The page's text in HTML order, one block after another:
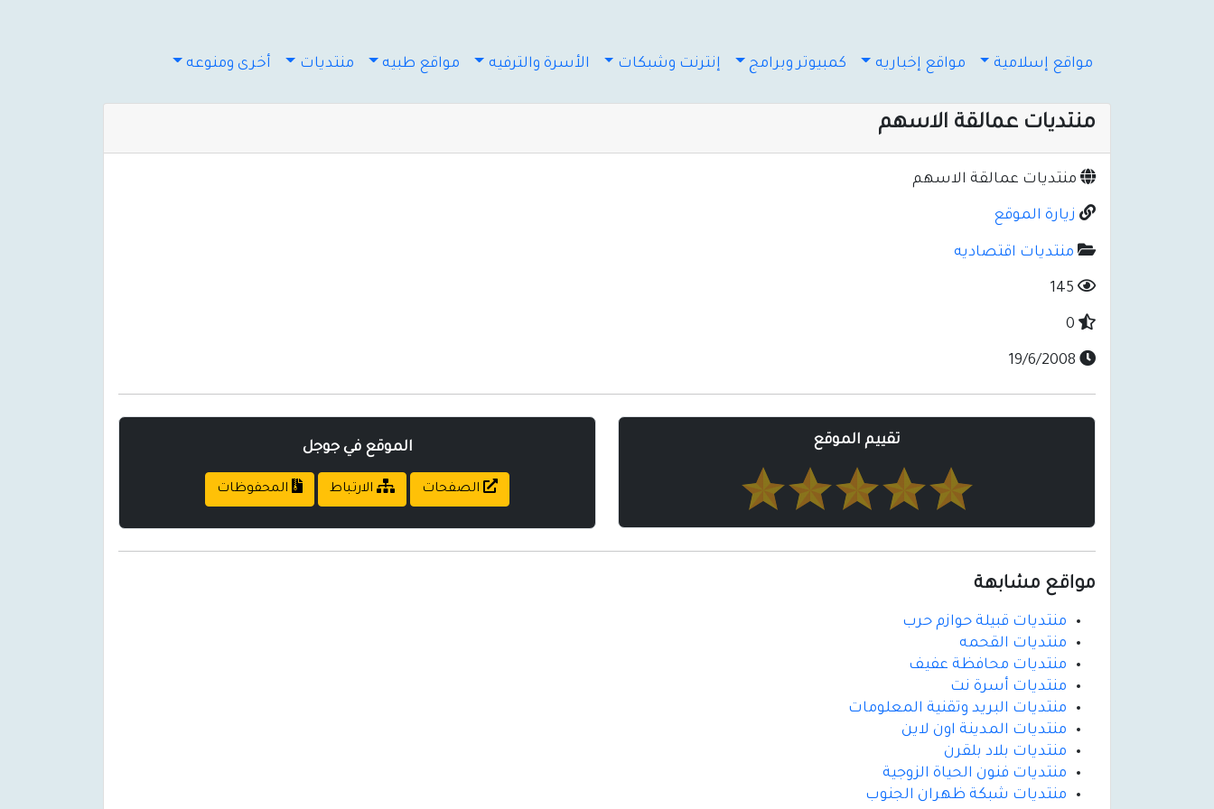
مواقع إسلامية مواقع إخباريه كمبيوتر وبرامج إنترنت وشبكات الأسرة والترفيه مواقع طبيه منتديات أخرى ومنوعه
منتديات عمالقة الاسهم
منتديات عمالقة الاسهم
زيارة الموقع
منتديات اقتصاديه
تقييم الموقع الموقع في جوجل
الصفحات الارتباط المحفوظات
مواقع مشابهة
منتديات قبيلة حوازم حرب
منتديات القحمه
منتديات محافظة عفيف
منتديات أسرة نت
منتديات البريد وتقنية المعلومات
منتديات المدينة اون لاين
منتديات بلاد بلقرن
منتديات فنون الحياة الزوجية
منتديات شبكة ظهران الجنوب